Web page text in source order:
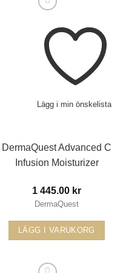
Lägg i min önskelista
DermaQuest Advanced C
Infusion Moisturizer
1 445.00 kr
DermaQuest
LÄGG I VARUKORG